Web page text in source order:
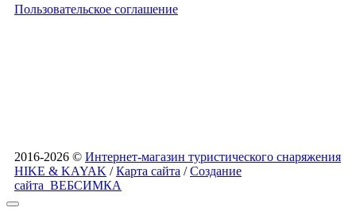
Пользовательское соглашение
2016-2026 © Интернет-магазин туристического снаряжения
HIKE & KAYAK /Карта сайта /Создание
сайта ВЕБСИМКА